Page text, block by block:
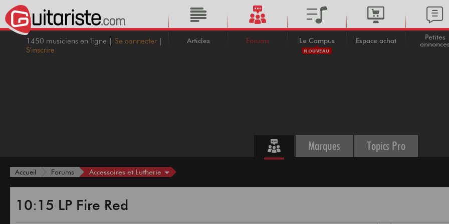
1450 musiciens en ligne | Se connecter |
S'inscrire
Articles Forums Le Campus
NOUVEAU
Espace achat
Petites
Marques Topics Pro
Accueil Forums Accessoires et Lutherie
10:15 LP Fire Red